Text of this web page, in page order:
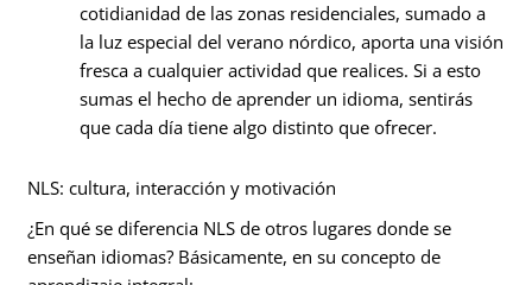
cotidianidad de las zonas residenciales, sumado a
la luz especial del verano nórdico, aporta una visión
fresca a cualquier actividad que realices. Si a esto
sumas el hecho de aprender un idioma, sentirás
que cada día tiene algo distinto que ofrecer.
NLS: cultura, interacción y motivación
¿En qué se diferencia NLS de otros lugares donde se
enseñan idiomas? Básicamente, en su concepto de